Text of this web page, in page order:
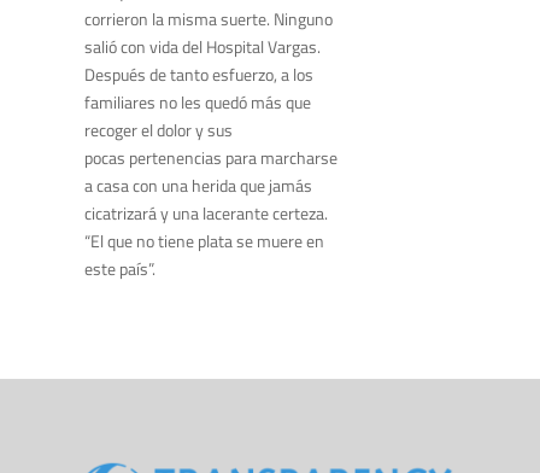
corrieron la misma suerte. Ninguno
salió con vida del Hospital Vargas.
Después de tanto esfuerzo, a los
familiares no les quedó más que
recoger el dolor y sus
pocas pertenencias para marcharse
a casa con una herida que jamás
cicatrizará y una lacerante certeza.
“El que no tiene plata se muere en
este país”.